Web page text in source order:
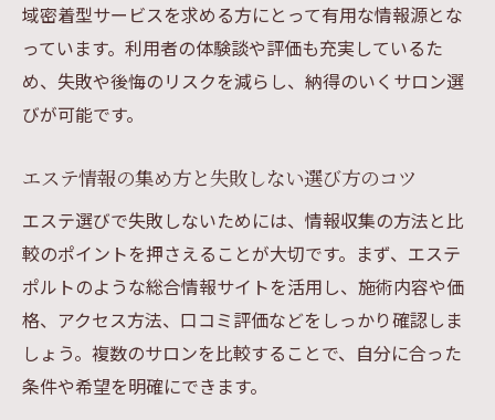
エステ選びで失敗しないための口コミ比較
法
アクセスしやすいエステの賢い選択術
アクセス抜群のエステを選ぶためのポイン
駅近や駐車場完備のエステの選び方を解説
通いやすさ重視でエステを選ぶコツと注意
点
アクセスしやすいエステ探しで失敗しない
方法
便利な場所にあるエステのメリットを紹介
域密着型サービスを求める方にとって有用な情報源とな
っています。利用者の体験談や評価も充実しているた
め、失敗や後悔のリスクを減らし、納得のいくサロン選
びが可能です。
エステ情報の集め方と失敗しない選び方のコツ
エステ選びで失敗しないためには、情報収集の方法と比
較のポイントを押さえることが大切です。まず、エステ
ポルトのような総合情報サイトを活用し、施術内容や価
格、アクセス方法、口コミ評価などをしっかり確認しま
しょう。複数のサロンを比較することで、自分に合った
条件や希望を明確にできます。